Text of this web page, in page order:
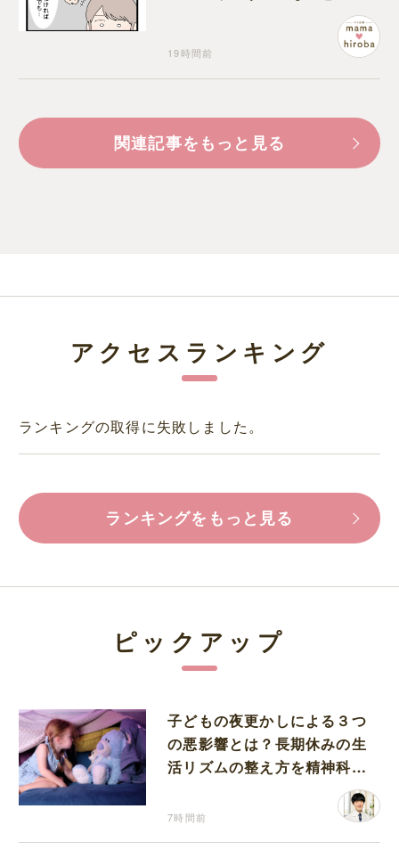
19時間前
関連記事をもっと見る
アクセスランキング
ランキングの取得に失敗しました。
ランキングをもっと見る
ピックアップ
子どもの夜更かしによる３つ
の悪影響とは？長期休みの生
活リズムの整え方を精神科医
7時間前